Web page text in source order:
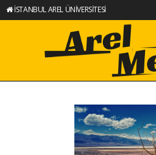
İSTANBUL AREL ÜNİVERSİTESİ